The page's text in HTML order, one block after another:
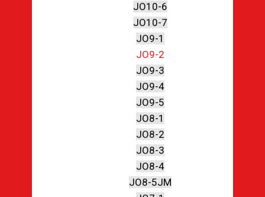
JO10-6
JO10-7
JO9-1
JO9-2
JO9-3
JO9-4
JO9-5
JO8-1
JO8-2
JO8-3
JO8-4
JO8-5JM